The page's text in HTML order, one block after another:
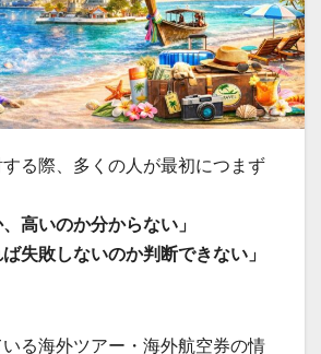
る際、多くの人が最初につまず
、高いのか分からない」
ば失敗しないのか判断できない」
る海外ツアー・海外航空券の情